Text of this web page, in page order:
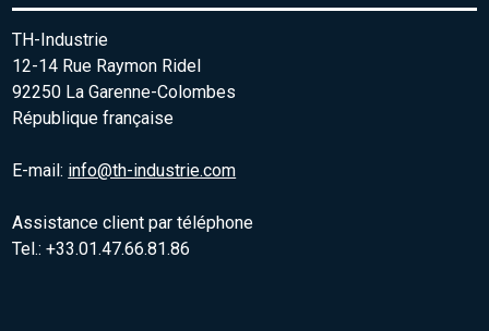
TH-Industrie
12-14 Rue Raymon Ridel
92250 La Garenne-Colombes
République française
E-mail: info@th-industrie.com
Assistance client par téléphone
Tel.: +33.01.47.66.81.86